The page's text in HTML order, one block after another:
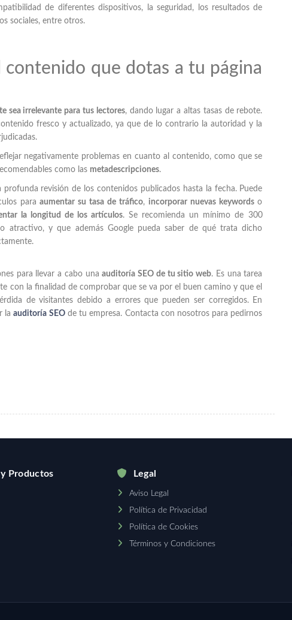
de diferentes dispositivos, la seguridad, los resultados de
sociales, entre otros.
contenido que dotas a tu página
sea irrelevante para tus lectores, dando lugar a altas tasas de rebote.
fresco y actualizado, ya que de lo contrario la autoridad y la
negativamente problemas en cuanto al contenido, como que se
como las metadescripciones.
profunda revisión de los contenidos publicados hasta la fecha. Puede
paraaumentar su tasa de tráfico, incorporar nuevas keywordso
la longitud de los artículos. Se recomienda un mínimo de 300
atractivo, y que además Google pueda saber de qué trata dicho
para llevar a cabo unaauditoría SEO de tu sitio web. Es una tarea
con la finalidad de comprobar que se va por el buen camino y que el
de visitantes debido a errores que pueden ser corregidos. En
laauditoría SEOde tu empresa. Contacta con nosotros para pedirnos
Productos Legal
Aviso Legal
Política de Privacidad
Política de Cookies
Términos y Condiciones